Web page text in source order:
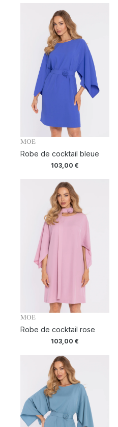
MOE
Robe de cocktail bleue
103,00€
MOE
Robe de cocktail rose
103,00€